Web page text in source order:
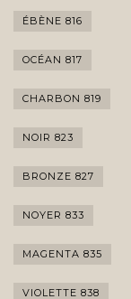
ÉBÈNE 816
OCÉAN 817
CHARBON 819
NOIR 823
BRONZE 827
NOYER 833
MAGENTA 835
VIOLETTE 838